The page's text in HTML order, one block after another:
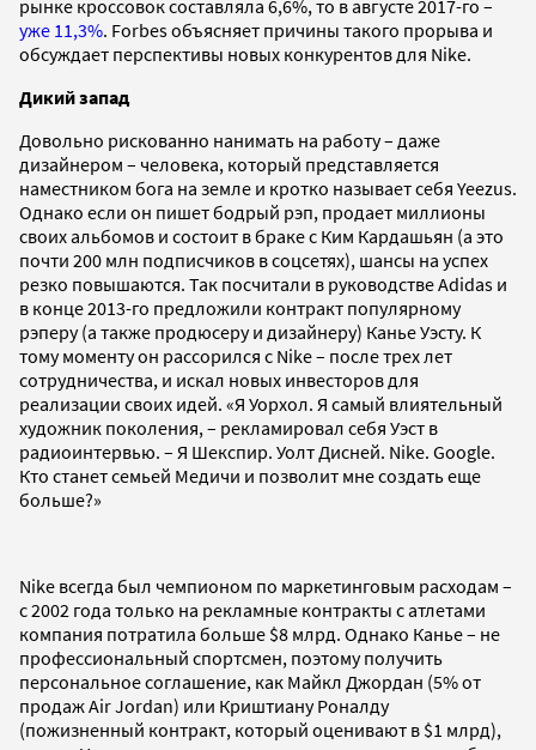
рынке кроссовок составляла 6,6%, то в августе 2017-го –
уже 11,3%. Forbes объясняет причины такого прорыва и
обсуждает перспективы новых конкурентов для Nike.
Дикий запад
Довольно рискованно нанимать на работу – даже
дизайнером – человека, который представляется
наместником бога на земле и кротко называет себя Yeezus.
Однако если он пишет бодрый рэп, продает миллионы
своих альбомов и состоит в браке с Ким Кардашьян (а это
почти 200 млн подписчиков в соцсетях), шансы на успех
резко повышаются. Так посчитали в руководстве Adidas и
в конце 2013-го предложили контракт популярному
рэперу (а также продюсеру и дизайнеру) Канье Уэсту. К
тому моменту он рассорился с Nike – после трех лет
сотрудничества, и искал новых инвесторов для
реализации своих идей. «Я Уорхол. Я самый влиятельный
художник поколения, – рекламировал себя Уэст в
радиоинтервью. – Я Шекспир. Уолт Дисней. Nike. Google.
Кто станет семьей Медичи и позволит мне создать еще
больше?»
Nike всегда был чемпионом по маркетинговым расходам –
с 2002 года только на рекламные контракты с атлетами
компания потратила больше $8 млрд. Однако Канье – не
профессиональный спортсмен, поэтому получить
персональное соглашение, как Майкл Джордан (5% от
продаж Air Jordan) или Криштиану Роналду
(пожизненный контракт, который оценивают в $1 млрд),